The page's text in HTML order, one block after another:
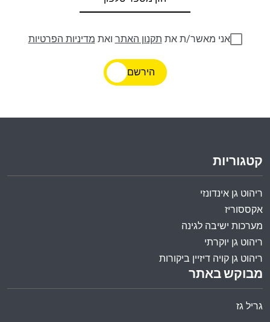
אני מאשר/ת את תקנון האתר ואת מדיניות הפרטיות
הירשם
מבוקש באתר
גריל גז
קטגוריות
ריהוט גן אינדונזי
אקססוריז
מערכות ישיבה לגינה
ריהוט גן יוקרתי
ריהוט גן קויה דיזיין ביקורות